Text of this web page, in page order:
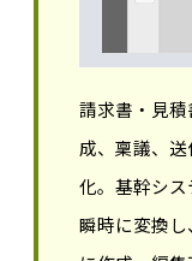
請求書・見
成、稟議、
化。基幹シス
瞬時に変換